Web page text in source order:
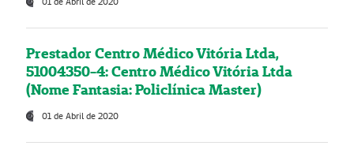
Prestador Centro Médico Vitória Ltda,
51004350-4: Centro Médico Vitória Ltda
(Nome Fantasia: Policlínica Master)
01 de Abril de 2020